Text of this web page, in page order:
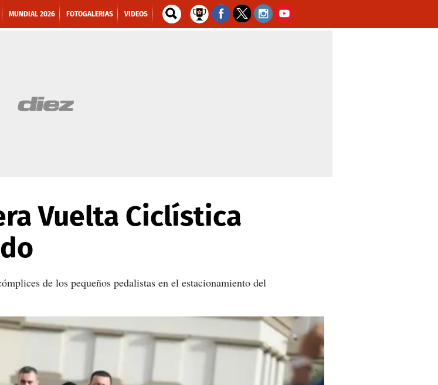
MUNDIAL 2026 FOTOGALERIAS VIDEOS
Vuelta Ciclística
de los pequeños pedalistas en el estacionamiento del